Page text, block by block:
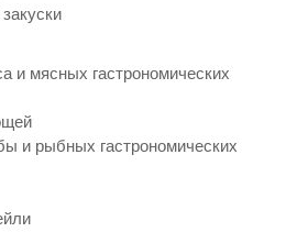
и мясных гастрономических
и рыбных гастрономических